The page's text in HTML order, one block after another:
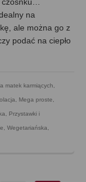
na
ale można go z
podać na ciepło
matek karmiących
Mega proste
Przystawki i
Wegetariańska